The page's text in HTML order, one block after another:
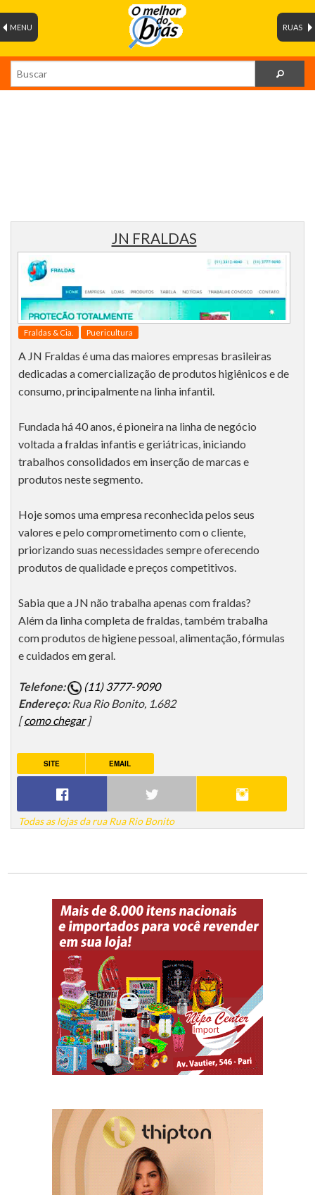
RUAS
MENU
JN FRALDAS
Fraldas & Cia. Puericultura
A JN Fraldas é uma das maiores empresas brasileiras
dedicadas a comercialização de produtos higiênicos e de
consumo, principalmente na linha infantil.
Fundada há 40 anos, é pioneira na linha de negócio
voltada a fraldas infantis e geriátricas, iniciando
trabalhos consolidados em inserção de marcas e
produtos neste segmento.
Hoje somos uma empresa reconhecida pelos seus
valores e pelo comprometimento com o cliente,
priorizando suas necessidades sempre oferecendo
produtos de qualidade e preços competitivos.
Sabia que a JN não trabalha apenas com fraldas?
Além da linha completa de fraldas, também trabalha
com produtos de higiene pessoal, alimentação, fórmulas
e cuidados em geral.
Telefone:
(11) 3777-9090
Endereço: Rua Rio Bonito, 1.682
[como chegar]
SITE EMAIL
Todas as lojas da rua Rua Rio Bonito